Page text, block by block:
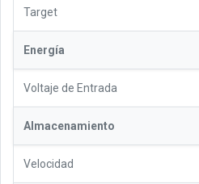
Target
Energía
Voltaje de Entrada
Almacenamiento
Velocidad